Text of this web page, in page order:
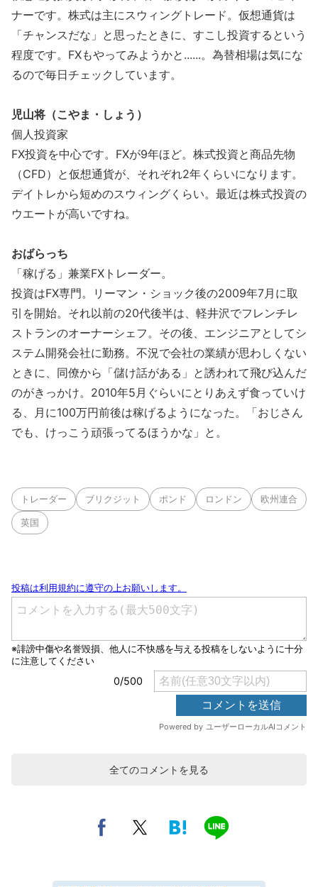
ナーです。株式は主にスウィングトレード。仮想通貨は
「チャンスだな」と思ったときに、すこし投資するという
程度です。FXもやってみようかと......。為替相場は気にな
るので毎日チェックしています。
児山将（こやま・しょう）
個人投資家
FX投資を中心です。FXが9年ほど。株式投資と商品先物
（CFD）と仮想通貨が、それぞれ2年くらいになります。
デイトレから短めのスウィングくらい。最近は株式投資の
ウエートが高いですね。
おばらっち
「稼げる」兼業FXトレーダー。
投資はFX専門。リーマン・ショック後の2009年7月に取
引を開始。それ以前の20代後半は、軽井沢でフレンチレ
ストランのオーナーシェフ。その後、エンジニアとしてシ
ステム開発会社に勤務。不況で会社の業績が思わしくない
ときに、同僚から「儲け話がある」と誘われて飛び込んだ
のがきっかけ。2010年5月ぐらいにとりあえず食っていけ
る、月に100万円前後は稼げるようになった。「おじさん
でも、けっこう頑張ってるほうかな」と。
トレーダー ブリクジット ポンド ロンドン 欧州連合
英国
全てのコメントを見る